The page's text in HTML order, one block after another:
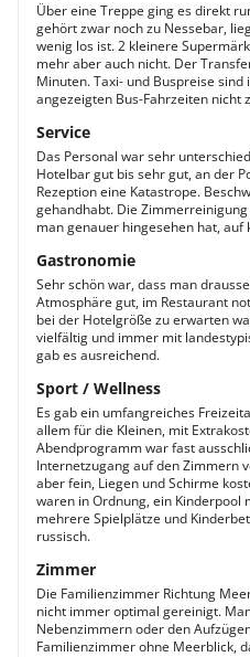
Über eine Treppe ging es direkt
gehört zwar noch zu Nessebar,
wenig los ist. 2 kleinere
mehr aber auch nicht. Der
Minuten. Taxi- und Buspreise
angezeigten Bus-Fahrzeiten nicht
Service
Das Personal war sehr
Hotelbar gut bis sehr gut, an der
Rezeption eine Katastrope.
gehandhabt. Die
man genauer hingesehen hat, auf
Gastronomie
Sehr schön war, dass man
Atmosphäre gut, im Restaurant
bei der Hotelgröße zu erwarten
vielfältig und immer mit
gab es ausreichend.
Sport / Wellness
Es gab ein umfangreiches
allem für die Kleinen, mit
Abendprogramm war fast
Internetzugang auf den Zimmern
aber fein, Liegen und Schirme
waren in Ordnung, ein Kinderpool
mehrere Spielplätze und
russisch.
Zimmer
Die Familienzimmer Richtung
nicht immer optimal gereinigt.
Nebenzimmern oder den
Familienzimmer ohne Meerblick,